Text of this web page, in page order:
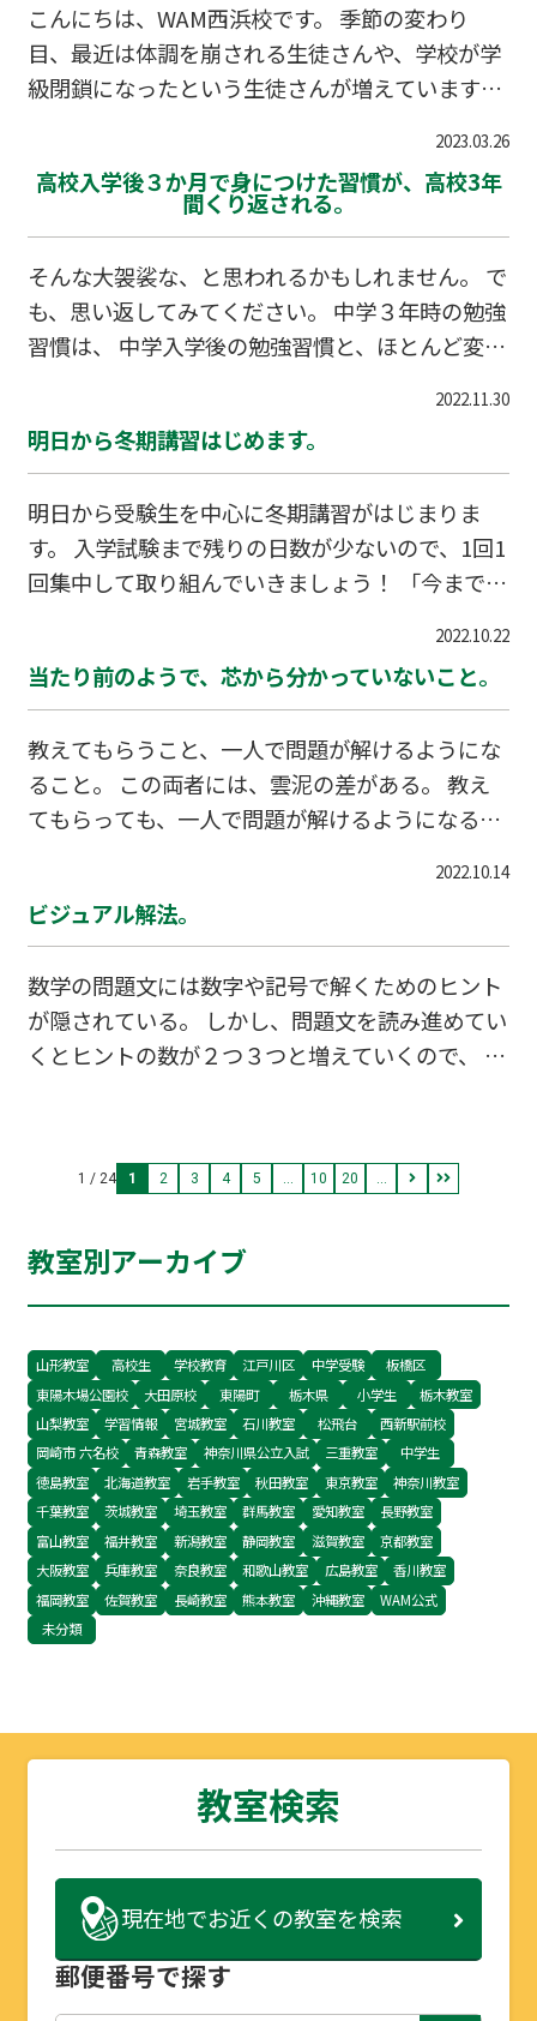
より少しだけ丁寧に問題を解くだけで得点につな
げられます。得点アップのチャンスを逃さず、し
っかりと正解していけるようにしていきましょ
こんにちは、WAM西浜校です。 季節の変わり
目、最近は体調を崩される生徒さんや、学校が学
級閉鎖になったという生徒さんが増えています。
おりますが、ご家庭でもぜひ手洗い・うがいを心
掛けていただきますようお願いいたします。 しっ
きましょう！
2023.03.26
高校入学後３か月で身につけた習慣が、高校3年
間くり返される。
そんな大袈裟な、と思われるかもしれません。 で
も、思い返してみてください。 中学３年時の勉強
習慣は、 中学入学後の勉強習慣と、ほとんど変わ
はいます。 ３年時に目が覚めて、行動を変え、習
慣を変えた人はいるでしょう。 しかし、ほとんど
の人は最初に身につけた習慣を激的に改められた
人はいないと思われます。 それに、誰でも入学時
は気を張っていますので、それなりに勉強してい
たことでしょう。 １年生の中頃にもなると勉強時
間は減り始め、２年生では目も当てられない状況
になる。 ３年生になって勉強し始めても、緊張し
ていた中学入学後の勉強時間に戻すのが精一杯。
2022.11.30
明日から冬期講習はじめます。
明日から受験生を中心に冬期講習がはじまりま
す。 入学試験まで残りの日数が少ないので、1回1
回集中して取り組んでいきましょう！ 「今までこ
うに、 志望校めざして猪突猛進だ！ 西浜校よ
り。
2022.10.22
当たり前のようで、芯から分かっていないこと。
教えてもらうこと、一人で問題が解けるようにな
ること。 この両者には、雲泥の差がある。 教え
てもらっても、一人で問題が解けるようになると
もしれないが、 今の自分の行動を客観的に見て
「そんなのは当たり前だ」と鼻で笑うことができ
ことは何だろうか。 練習、練習、練習だ。 隣に
誰もいなくても、教科書参考書が手元になくて
も、一人で解けるように練習すること。 たったこ
結びつかない。 そうは言っても気が重い。 そこ
で、重たいことを
2022.10.14
ビジュアル解法。
数学の問題文には数字や記号で解くためのヒント
が隠されている。 しかし、問題文を読み進めてい
くとヒントの数が２つ３つと増えていくので、 始
うことがある。 そういう時は、ヒントが一目でわ
かる状態を作ることが肝心だ。 例えば、1次関数
ントが与えられるたびに、 座標平面に一つずつヒ
ントを書き込んでいく。 A（３，５）やy=-2x+b
起こそう。 そうすれば、文章を繰り返し読んで解
くことなく、 まるで鳥の目で景色を一望している
か
1 / 24 1 2 3 4 5 ... 10 20 ...
教室別アーカイブ
山形教室 高校生 学校教育 江戸川区 中学受験
板橋区
東陽木場公園校
大田原校 東陽町 栃木県 小学生
栃木教室
山梨教室
学習情報 宮城教室 石川教室 松飛台
西新駅前校
岡崎市 六名校
青森教室 神奈川県公立入試 三重教室
中学生
徳島教室
北海道教室 岩手教室 秋田教室 東京教室
神奈川教室
千葉教室
茨城教室 埼玉教室 群馬教室 愛知教室
長野教室
富山教室
福井教室 新潟教室 静岡教室 滋賀教室
京都教室
大阪教室
兵庫教室 奈良教室 和歌山教室 広島教室
香川教室
福岡教室
佐賀教室 長崎教室 熊本教室 沖縄教室
WAM公式
未分類
教室検索
現在地でお近くの教室を検索
郵便番号で探す